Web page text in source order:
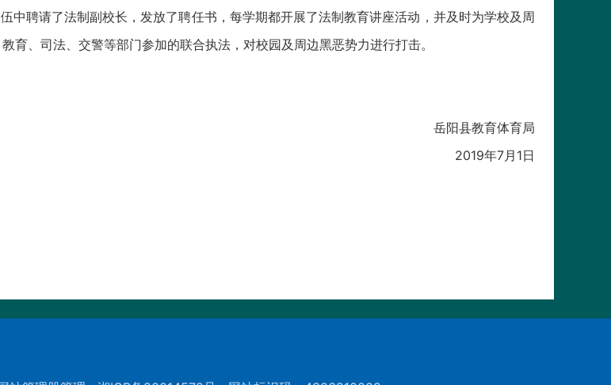
中聘请了法制副校长，发放了聘任书，每学期都开展了法制教育讲座活动，并及时为学校及周
、司法、交警等部门参加的联合执法，对校园及周边黑恶势力进行打击。
持。
岳阳县教育体育局
2019年7月1日